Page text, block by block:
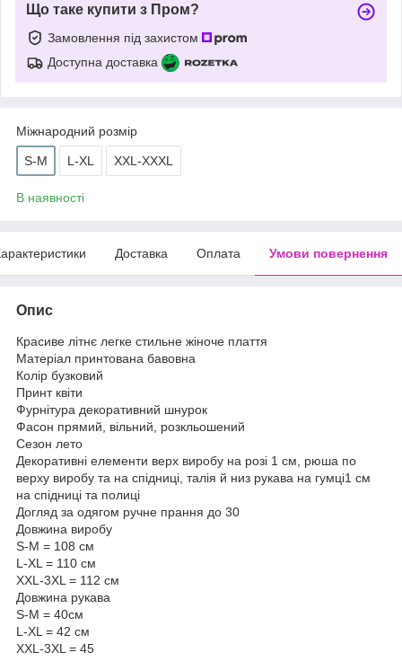
Що таке купити з Пром?
Замовлення під захистом
Доступна доставка
Міжнародний розмір
S-M L-XL XXL-XXXL
В наявності
Доставка Оплата Умови повернення
Опис
Красиве літнє легке стильне жіноче плаття
Матеріал принтована бавовна
Колір бузковий
Принт квіти
Фурнітура декоративний шнурок
Фасон прямий, вільний, розкльошений
Сезон лето
Декоративні елементи верх виробу на розі 1 см, рюша по
верху виробу та на спідниці, талія й низ рукава на гумці1 см
на спідниці та полиці
Догляд за одягом ручне прання до 30
Довжина виробу
S-M = 108 см
L-XL = 110 см
XXL-3XL = 112 см
Довжина рукава
S-M = 40см
L-XL = 42 см
XXL-3XL = 45